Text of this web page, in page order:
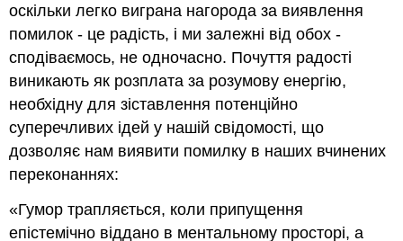
оскільки легко виграна нагорода за виявлення
помилок - це радість, і ми залежні від обох -
сподіваємось, не одночасно. Почуття радості
виникають як розплата за розумову енергію,
необхідну для зіставлення потенційно
суперечливих ідей у нашій свідомості, що
дозволяє нам виявити помилку в наших вчинених
переконаннях:
«Гумор трапляється, коли припущення
епістемічно віддано в ментальному просторі, а